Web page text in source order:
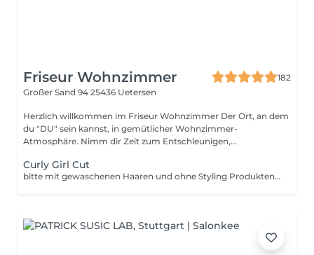
Friseur Wohnzimmer
182
Großer Sand 94 25436 Uetersen
Herzlich willkommen im Friseur Wohnzimmer Der Ort, an dem
du "DU" sein kannst, in gemütlicher Wohnzimmer-
Atmosphäre. Nimm dir Zeit zum Entschleunigen,...
Curly Girl Cut
bitte mit gewaschenen Haaren und ohne Styling Produkten kommen, Curly Cut, Struktur verstehen, individueller Lockenschnitt & Feuchtigkeits- Ritual Die Wahl der passenden Session richtet sich nach deiner individuellen Haarfülle und den gewünschten Details. So stellen wir sicher, dass wir genau die Zeit und Produktmenge einplanen, die dein Haar für ein perfektes Ergebnis benötigt M Fix in Form gebracht (Feines Haar, kurze Locken oder eine reine Formauffrischung der Spitzen) L Präzision und Sprungkraft für den Alltag (Normales Volumen& mittellanges Haar. Der klassische Haarschnitt inklusive Definition) XL intensive Detaillarbeit für ein starke Mähne. Dichtes, längeres Haar oder Korkenzieherlocken, die eine sehr genaue Texturieren und längere Trockenzeit benötigen. XXL Das Maximum an Zeit und Hingabe für aussergewöhnliche Haarfülle. Hier widmen wir uns jeder einzelnen Locke, um ein absolut frizz-freies und perfekt fallendes Ergebnis zu kreieren